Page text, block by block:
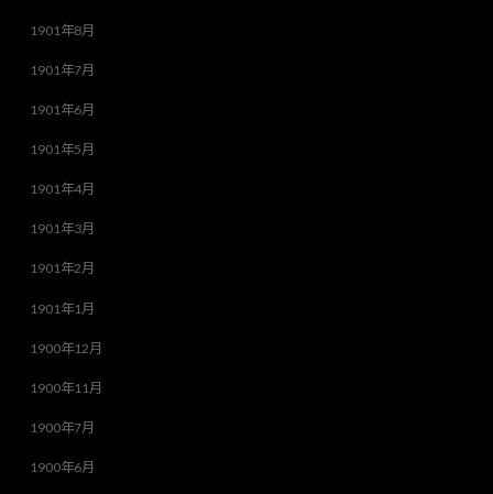
1901年8月
1901年7月
1901年6月
1901年5月
1901年4月
1901年3月
1901年2月
1901年1月
1900年12月
1900年11月
1900年7月
1900年6月